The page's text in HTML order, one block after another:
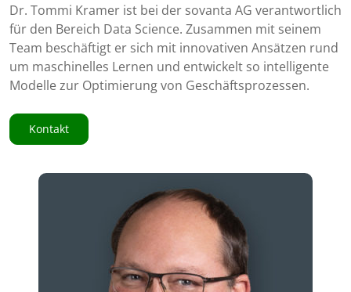
Dr. Tommi Kramer ist bei der sovanta AG verantwortlich
für den Bereich Data Science. Zusammen mit seinem
Team beschäftigt er sich mit innovativen Ansätzen rund
um maschinelles Lernen und entwickelt so intelligente
Modelle zur Optimierung von Geschäftsprozessen.
Kontakt